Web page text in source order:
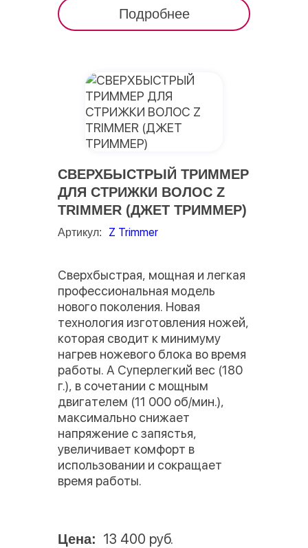
Подробнее
СВЕРХБЫСТРЫЙ ТРИММЕР
ДЛЯ СТРИЖКИ ВОЛОС Z
TRIMMER (ДЖЕТ ТРИММЕР)
Артикул: Z Trimmer
Сверхбыстрая, мощная и легкая
профессиональная модель
нового поколения. Новая
технология изготовления ножей,
которая сводит к минимуму
нагрев ножевого блока во время
работы. А Суперлегкий вес (180
г.), в сочетании с мощным
двигателем (11 000 об/мин.),
максимально снижает
напряжение с запястья,
увеличивает комфорт в
использовании и сокращает
время работы.
Цена: 13 400 руб.